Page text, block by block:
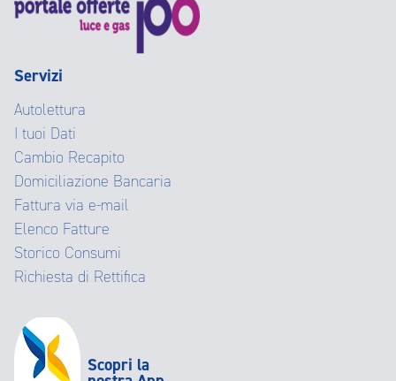
Servizi
Autolettura
I tuoi Dati
Cambio Recapito
Domiciliazione Bancaria
Fattura via e-mail
Elenco Fatture
Storico Consumi
Richiesta di Rettifica
Scopri la